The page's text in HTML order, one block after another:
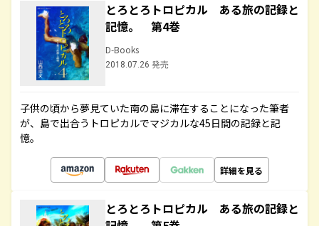
とろとろトロピカル ある旅の記録と
記憶。 第4巻
D-Books
2018.07.26 発売
子供の頃から夢見ていた南の島に滞在することになった筆者
が、島で出合うトロピカルでマジカルな45日間の記録と記
憶。
詳細を見る
とろとろトロピカル ある旅の記録と